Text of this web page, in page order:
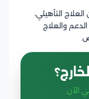
التأهيلي،
والعلاج
الآن